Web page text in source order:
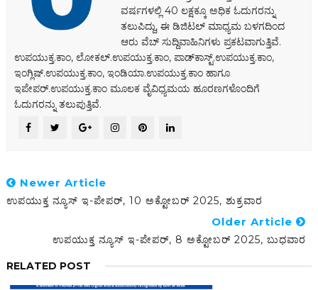
ವರ್ಷಗಳಲ್ಲಿ 40 ಲಕ್ಷಕ್ಕೂ ಅಧಿಕ ಓದುಗರನ್ನು
ತಲುಪಿದ್ದು, ಈ ಡಿಜಿಟಲ್‌ ಮಾಧ್ಯಮ ಬಳಗದಿಂದ
ಆರು ವೆಬ್ ಸುದ್ದಿವಾಹಿನಿಗಳು ಪ್ರಕಟವಾಗುತ್ತಿವೆ.
ಉಪಯುಕ್ತ.ಕಾಂ, ಲೋಕಲ್‌.ಉಪಯುಕ್ತ.ಕಾಂ, ಪಾಡ್‌ಕಾಸ್ಟ್‌.ಉಪಯುಕ್ತ.ಕಾಂ,
ಇಂಗ್ಲಿಷ್.ಉಪಯುಕ್ತ.ಕಾಂ, ಇಂಡಿಯಾ.ಉಪಯುಕ್ತ.ಕಾಂ ಹಾಗೂ
ಇಪೇಪರ್‌.ಉಪಯುಕ್ತ.ಕಾಂ ಮೂಲಕ ವೈವಿಧ್ಯಮಯ ಹೂರಣಗಳೊಂದಿಗೆ
ಓದುಗರನ್ನು ತಲುಪುತ್ತಿವೆ.
Newer Article
ಉಪಯುಕ್ತ ನ್ಯೂಸ್ ಇ-ಪೇಪರ್, 10 ಅಕ್ಟೋಬರ್ 2025, ಶುಕ್ರವಾರ
Older Article
ಉಪಯುಕ್ತ ನ್ಯೂಸ್ ಇ-ಪೇಪರ್, 8 ಅಕ್ಟೋಬರ್ 2025, ಬುಧವಾರ
RELATED POST